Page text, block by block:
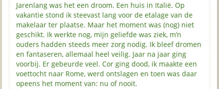
Jarenlang was het een droom. Een huis in Italië. Op
vakantie stond ik steevast lang voor de etalage van de
makelaar ter plaatse. Maar het moment was (nog) niet
geschikt. Ik werkte nog, mijn geliefde was ziek, m’n
ouders hadden steeds meer zorg nodig. Ik bleef dromen
en fantaseren, allemaal heel veilig. Jaar na jaar ging
voorbij. Er gebeurde veel. Cor ging dood, ik maakte een
voettocht naar Rome, werd ontslagen en toen was daar
opeens het moment van: nu of nooit.